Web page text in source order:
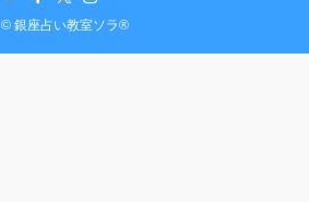
©銀座占い教室ソラ®